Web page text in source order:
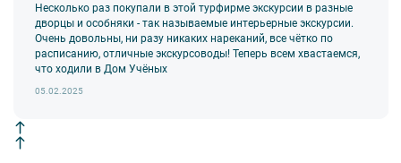
Несколько раз покупали в этой турфирме экскурсии в разные
дворцы и особняки - так называемые интерьерные экскурсии.
Очень довольны, ни разу никаких нареканий, все чётко по
расписанию, отличные экскурсоводы! Теперь всем хвастаемся,
что ходили в Дом Учёных
05.02.2025